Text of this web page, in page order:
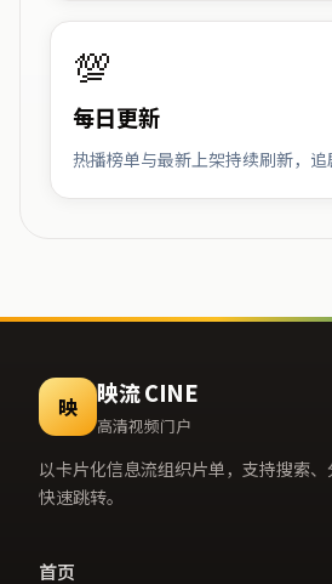
💯
每日更新
热播榜单与最新上架持续刷新，
映 映流 CINE
高清视频门户
以卡片化信息流组织片单，支持搜索
快速跳转。
首页